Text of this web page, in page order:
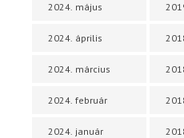
2024. május
2024. április
2024. március
2024. február
2024. január